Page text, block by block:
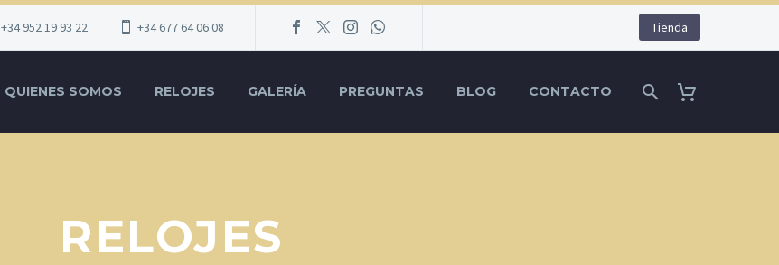
+34 952 19 93 22 +34 677 64 06 08 Tienda
QUIENES SOMOS RELOJES GALERÍA PREGUNTAS BLOG CONTACTO
RELOJES